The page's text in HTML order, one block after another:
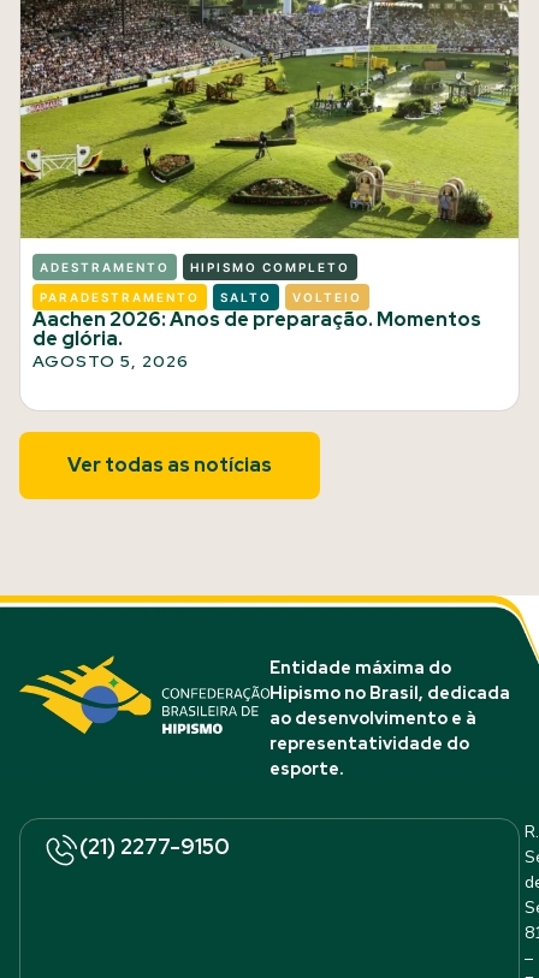
ADESTRAMENTO HIPISMO COMPLETO
PARADESTRAMENTO SALTO VOLTEIO
Aachen 2026: Anos de preparação. Momentos
de glória.
AGOSTO 5, 2026
Ver todas as notícias
Entidade máxima do
Hipismo no Brasil, dedicada
ao desenvolvimento e à
representatividade do
esporte.
(21) 2277-9150
R.
–